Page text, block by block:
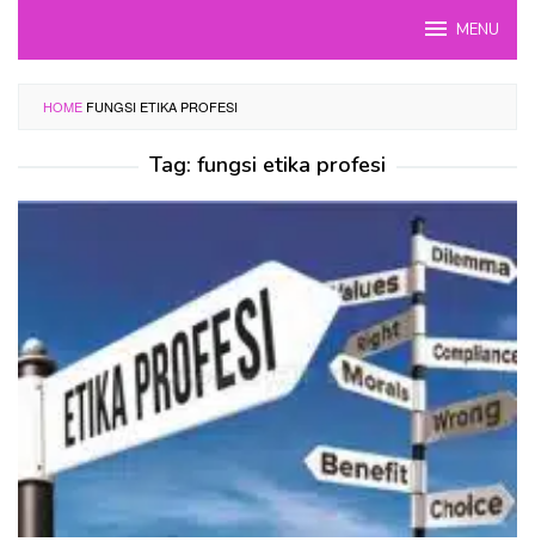
MENU
HOME FUNGSI ETIKA PROFESI
Tag: fungsi etika profesi